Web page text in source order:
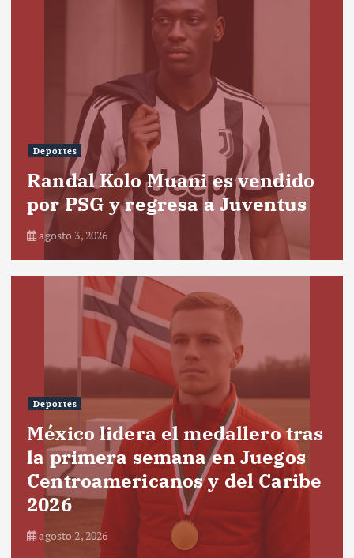
Deportes
Randal Kolo Muani es vendido
por PSG y regresa a Juventus
agosto 3, 2026
Deportes
México lidera el medallero tras
la primera semana en Juegos
Centroamericanos y del Caribe
2026
agosto 2, 2026